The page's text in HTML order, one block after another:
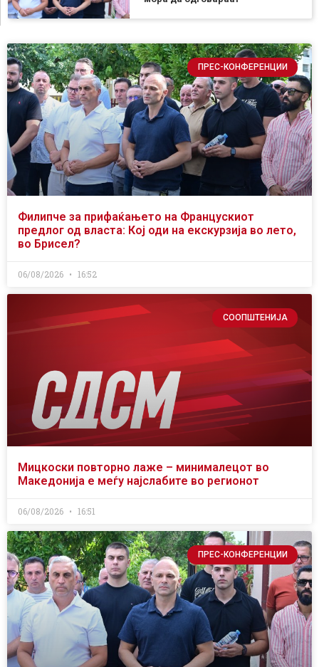
ПРЕС-КОНФЕРЕНЦИИ
Филипче за прифаќањето на Францускиот
предлог од власта: Кој оди на екскурзија во лето,
во Брисел?
06/08/2026 16:52
СООПШТЕНИЈА
Мицкоски повторно лаже – минималецот во
Македонија е меѓу најслабите во регионот
06/08/2026 16:51
ПРЕС-КОНФЕРЕНЦИИ